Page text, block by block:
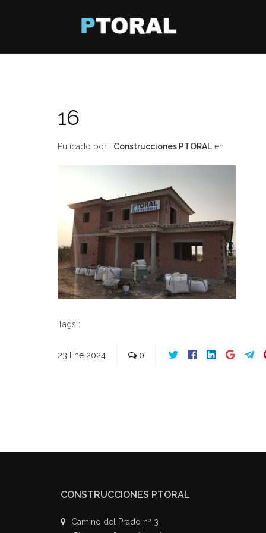
16
Pulicado por : Construcciones PTORAL en
Tags :
23 Ene 2024 0
CONSTRUCCIONES PTORAL
Camino del Prado nº 3